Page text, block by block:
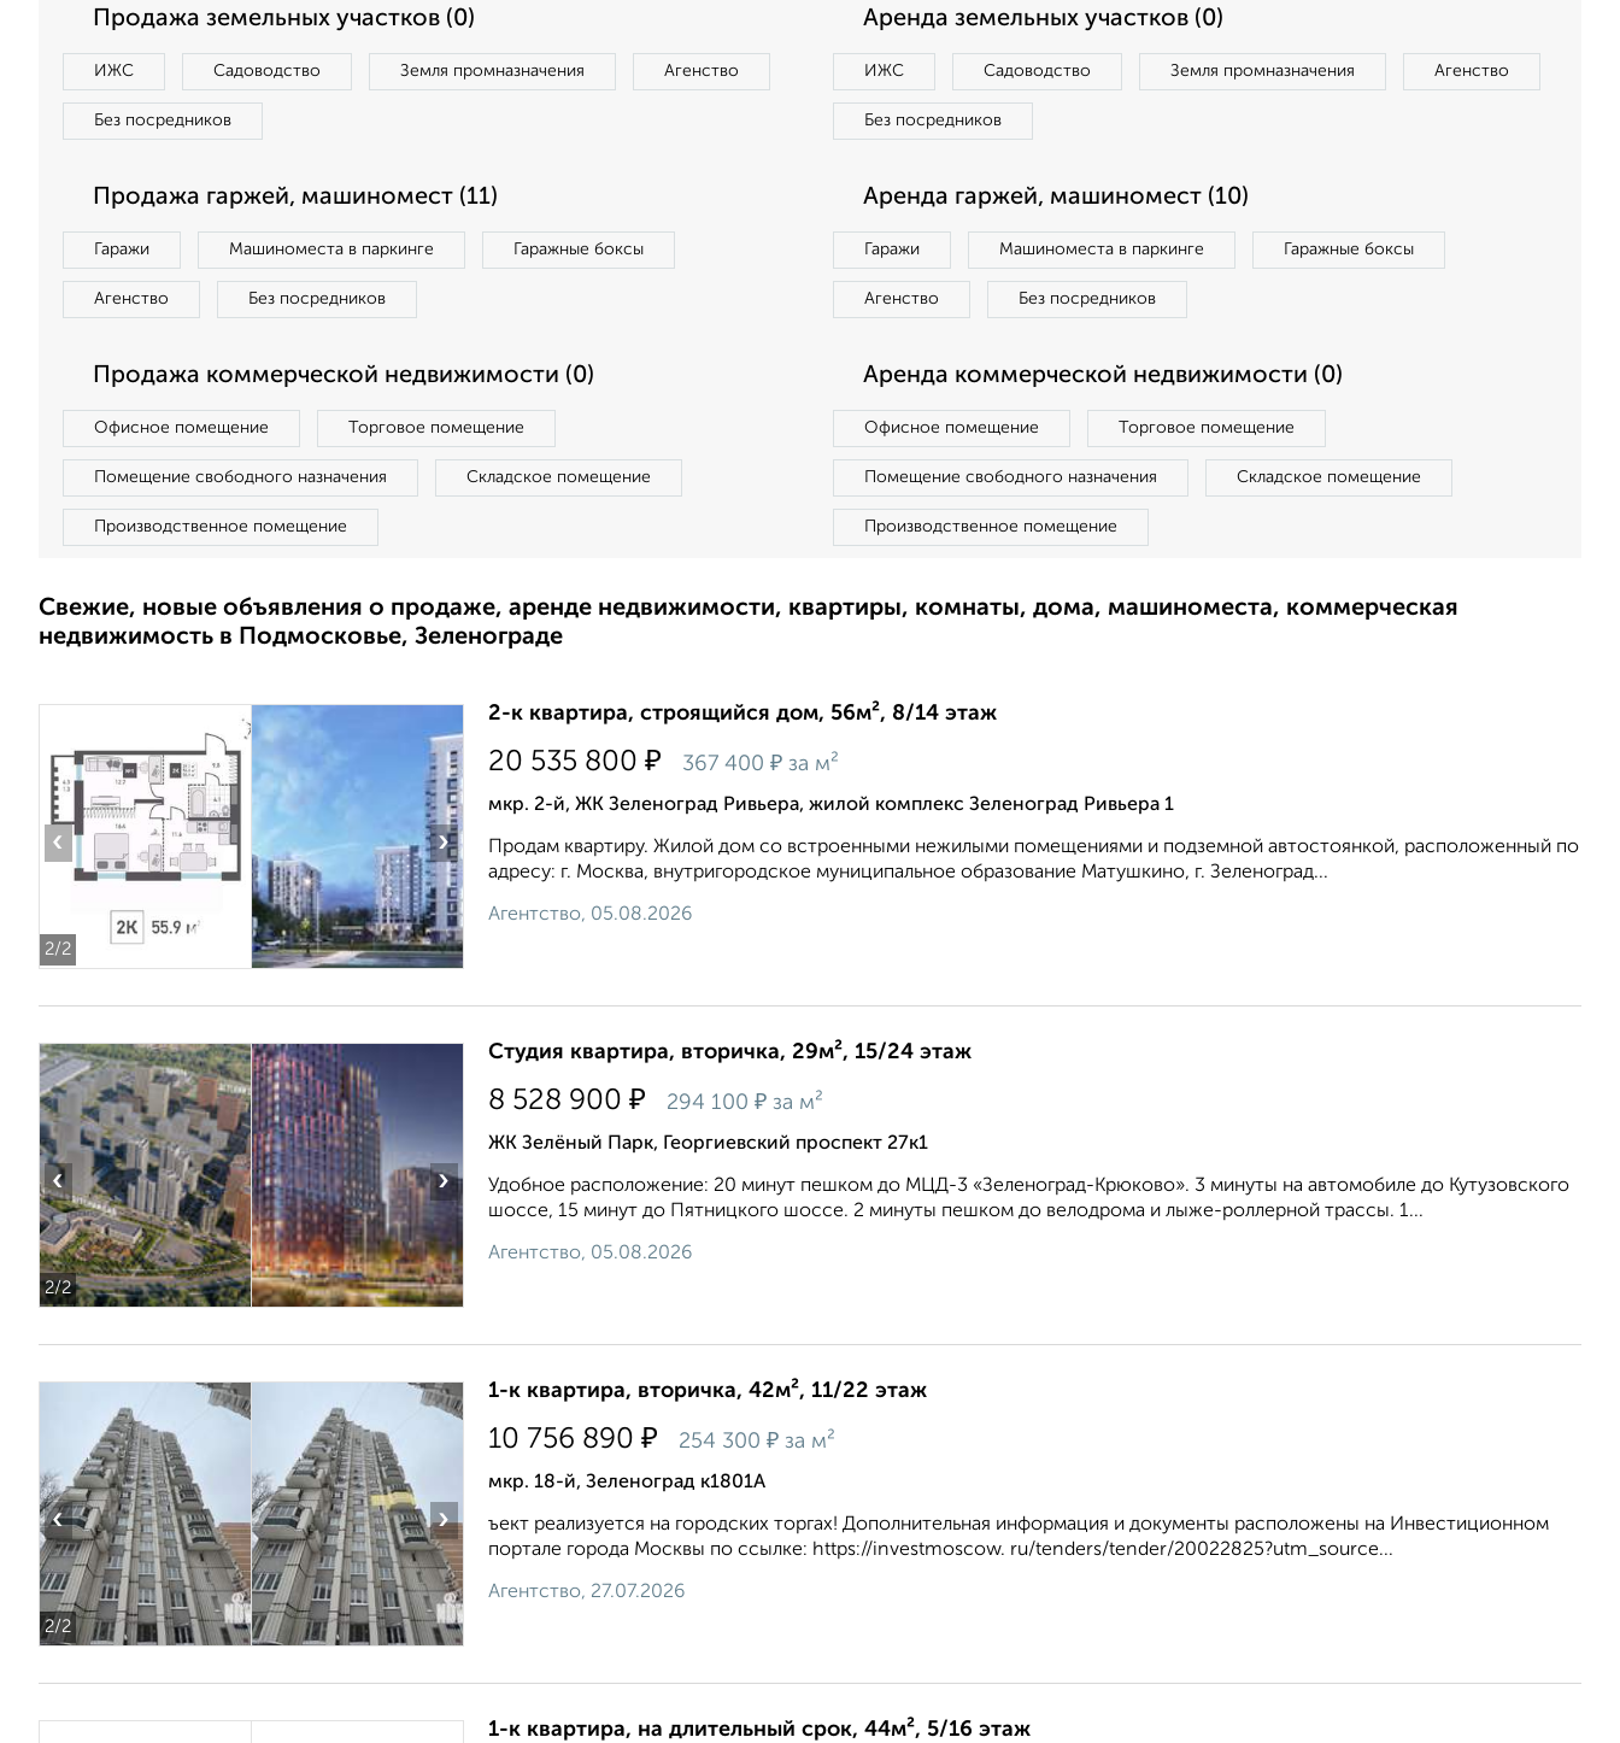
Продажа земельных участков (0)
ИЖС Садоводство Земля промназначения Агенство
Без посредников
Аренда земельных участков (0)
ИЖС Садоводство Земля промназначения Агенство
Без посредников
Продажа гаржей, машиномест (11)
Гаражи Машиноместа в паркинге Гаражные боксы
Агенство Без посредников
Аренда гаржей, машиномест (10)
Гаражи Машиноместа в паркинге Гаражные боксы
Агенство Без посредников
Продажа коммерческой недвижимости (0)
Офисное помещение Торговое помещение
Помещение свободного назначения Складское помещение
Производственное помещение
Аренда коммерческой недвижимости (0)
Офисное помещение Торговое помещение
Помещение свободного назначения Складское помещение
Производственное помещение
Свежие, новые объявления о продаже, аренде недвижимости, квартиры, комнаты, дома, машиноместа, коммерческая
недвижимость в Подмосковье, Зеленограде
2/2
‹ ›
2-к квартира, строящийся дом, 56м², 8/14 этаж
20 535 800 ₽ 367 400 ₽ за м²
мкр. 2-й, ЖК Зеленоград Ривьера, жилой комплекс Зеленоград Ривьера 1
Продам квартиру. Жилой дом со встроенными нежилыми помещениями и подземной автостоянкой, расположенный по
адресу: г. Москва, внутригородское муниципальное образование Матушкино, г. Зеленоград...
Агентство, 05.08.2026
2/2
‹ ›
Студия квартира, вторичка, 29м², 15/24 этаж
8 528 900 ₽ 294 100 ₽ за м²
ЖК Зелёный Парк, Георгиевский проспект 27к1
Удобное расположение: 20 минут пешком до МЦД-3 «Зеленоград-Крюково». 3 минуты на автомобиле до Кутузовского
шоссе, 15 минут до Пятницкого шоссе. 2 минуты пешком до велодрома и лыже-роллерной трассы. 1...
Агентство, 05.08.2026
2/2
‹ ›
1-к квартира, вторичка, 42м², 11/22 этаж
10 756 890 ₽ 254 300 ₽ за м²
мкр. 18-й, Зеленоград к1801А
ъект реализуется на городских торгах! Дополнительная информация и документы расположены на Инвестиционном
портале города Москвы по ссылке: https://investmoscow. ru/tenders/tender/20022825?utm_source...
Агентство, 27.07.2026
1-к квартира, на длительный срок, 44м², 5/16 этаж